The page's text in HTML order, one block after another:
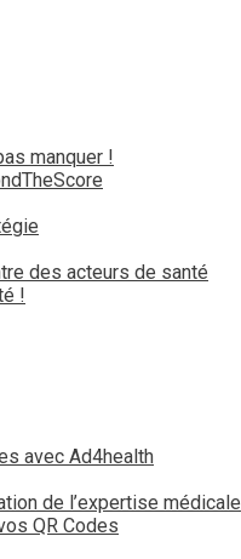
manquer !
des acteurs de santé
!
avec Ad4health
de l’expertise médicale
QR Codes